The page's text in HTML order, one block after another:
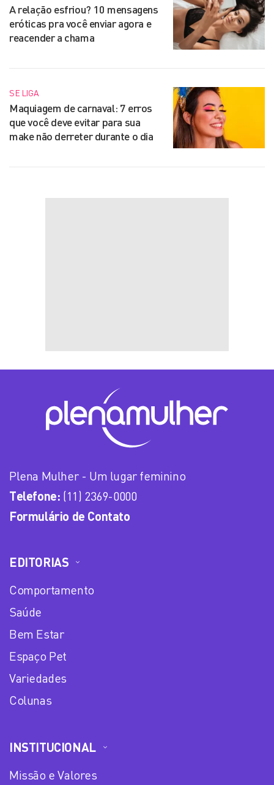
A relação esfriou? 10 mensagens
eróticas pra você enviar agora e
reacender a chama
SE LIGA
Maquiagem de carnaval: 7 erros
que você deve evitar para sua
make não derreter durante o dia
Plena Mulher - Um lugar feminino
Telefone: (11) 2369-0000
Formulário de Contato
EDITORIAS
Comportamento
Saúde
Bem Estar
Espaço Pet
Variedades
Colunas
INSTITUCIONAL
Missão e Valores